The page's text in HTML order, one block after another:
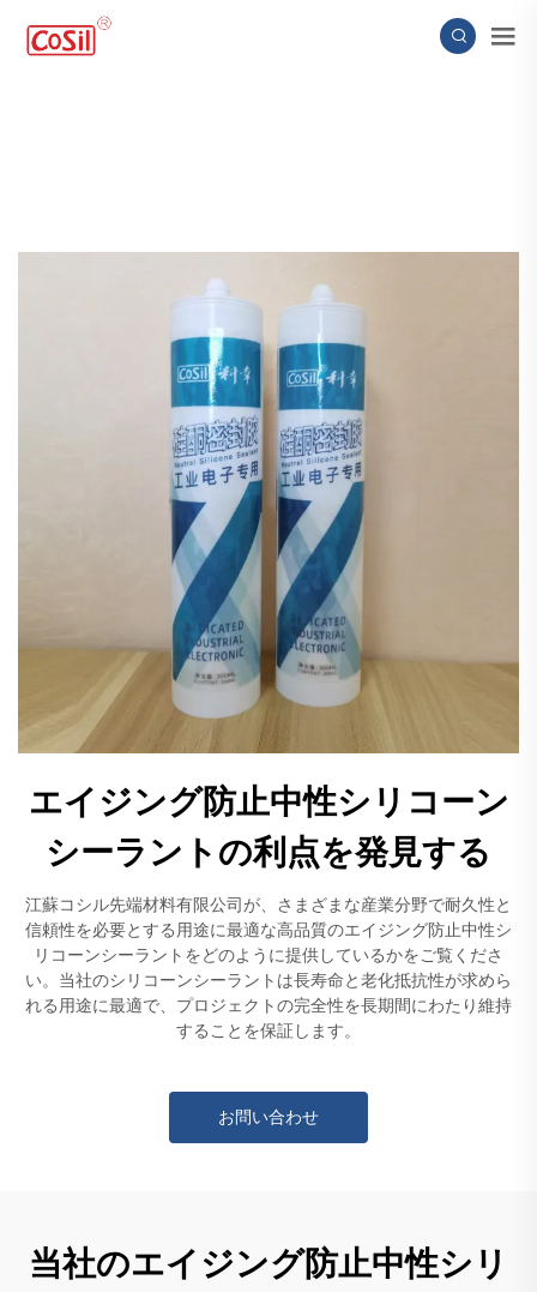
エイジング防止中性シリコーン
シーラントの利点を発見する
江蘇コシル先端材料有限公司が、さまざまな産業分野で耐久性と
信頼性を必要とする用途に最適な高品質のエイジング防止中性シ
リコーンシーラントをどのように提供しているかをご覧くださ
い。当社のシリコーンシーラントは長寿命と老化抵抗性が求めら
れる用途に最適で、プロジェクトの完全性を長期間にわたり維持
することを保証します。
お問い合わせ
当社のエイジング防止中性シリ